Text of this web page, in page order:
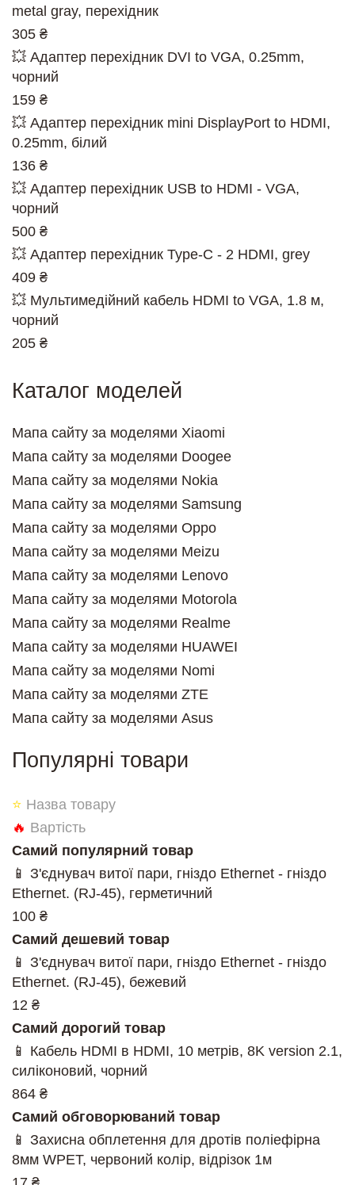
metal gray, перехідник
305 ₴
💥 Адаптер перехідник DVI to VGA, 0.25mm,
чорний
159 ₴
💥 Адаптер перехідник mini DisplayPort to HDMI,
0.25mm, білий
136 ₴
💥 Адаптер перехідник USB to HDMI - VGA,
чорний
500 ₴
💥 Адаптер перехідник Type-C - 2 HDMI, grey
409 ₴
💥 Мультимедійний кабель HDMI to VGA, 1.8 м,
чорний
205 ₴
Каталог моделей
Мапа сайту за моделями Xiaomi
Мапа сайту за моделями Doogee
Мапа сайту за моделями Nokia
Мапа сайту за моделями Samsung
Мапа сайту за моделями Oppo
Мапа сайту за моделями Meizu
Мапа сайту за моделями Lenovo
Мапа сайту за моделями Motorola
Мапа сайту за моделями Realme
Мапа сайту за моделями HUAWEI
Мапа сайту за моделями Nomi
Мапа сайту за моделями ZTE
Мапа сайту за моделями Asus
Популярні товари
⭐ Назва товару
🔥 Вартість
Самий популярний товар
📱 З'єднувач витої пари, гніздо Ethernet - гніздо
Ethernet. (RJ-45), герметичний
100 ₴
Самий дешевий товар
📱 З'єднувач витої пари, гніздо Ethernet - гніздо
Ethernet. (RJ-45), бежевий
12 ₴
Самий дорогий товар
📱 Кабель HDMI в HDMI, 10 метрів, 8K version 2.1,
силіконовий, чорний
864 ₴
Самий обговорюваний товар
📱 Захисна обплетення для дротів поліефірна
8мм WPET, червоний колір, відрізок 1м